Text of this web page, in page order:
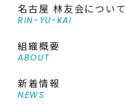
名古屋 林友会について
RIN-YU-KAI
組織概要
ABOUT
新着情報
NEWS